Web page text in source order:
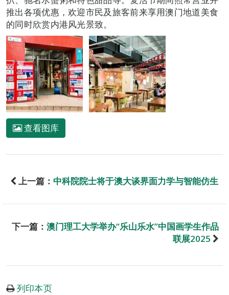
推出各项优惠，欢迎市民及旅客前来享用澳门地道美食
的同时欣赏内港风光景致。
查看图库
上一篇： 中科院院士将于澳大谈界面力学与智能仿生
下一篇： 澳门理工大学举办“乐山乐水”中国画学生作品
联展2025
列印本页